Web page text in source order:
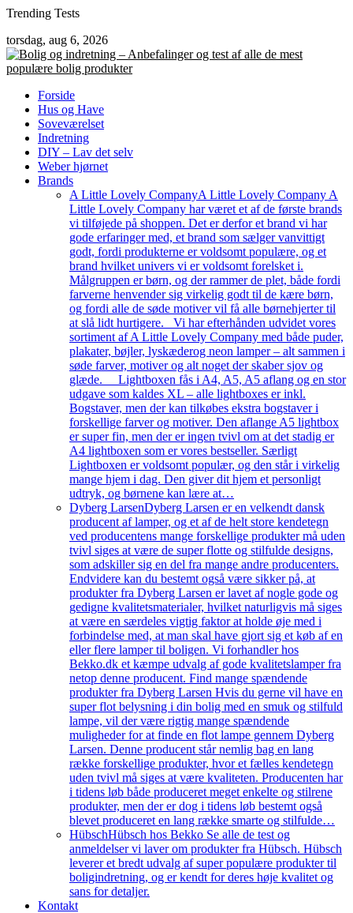
Skip
content
Trending Tests
torsdag, aug 6, 2026
Forside
Hus og Have
Soveværelset
Indretning
DIY – Lav det selv
Weber hjørnet
Brands
A Little Lovely CompanyA Little Lovely Company A
Little Lovely Company har været et af de første brands
vi tilføjede på shoppen. Det er derfor et brand vi har
gode erfaringer med, et brand som sælger vanvittigt
godt, fordi produkterne er voldsomt populære, og et
brand hvilket univers vi er voldsomt forelsket i.
Målgruppen er børn, og der rammer de plet, både fordi
farverne henvender sig virkelig godt til de kære børn,
og fordi alle de søde motiver vil få alle børnehjerter til
at slå lidt hurtigere. Vi har efterhånden udvidet vores
sortiment af A Little Lovely Company med både puder,
plakater, bøjler, lyskæderog neon lamper – alt sammen i
søde farver, motiver og alt noget der skaber sjov og
glæde. Lightboxen fås i A4, A5, A5 aflang og en stor
udgave som kaldes XL – alle lightboxes er inkl.
Bogstaver, men der kan tilkøbes ekstra bogstaver i
forskellige farver og motiver. Den aflange A5 lightbox
er super fin, men der er ingen tvivl om at det stadig er
A4 lightboxen som er vores bestseller. Særligt
Lightboxen er voldsomt populær, og den står i virkelig
mange hjem i dag. Den giver dit hjem et personligt
udtryk, og børnene kan lære at…
Dyberg LarsenDyberg Larsen er en velkendt dansk
producent af lamper, og et af de helt store kendetegn
ved producentens mange forskellige produkter må uden
tvivl siges at være de super flotte og stilfulde designs,
som adskiller sig en del fra mange andre producenters.
Endvidere kan du bestemt også være sikker på, at
produkter fra Dyberg Larsen er lavet af nogle gode og
gedigne kvalitetsmaterialer, hvilket naturligvis må siges
at være en særdeles vigtig faktor at holde øje med i
forbindelse med, at man skal have gjort sig et køb af en
eller flere lamper til boligen. Vi forhandler hos
Bekko.dk et kæmpe udvalg af gode kvalitetslamper fra
netop denne producent. Find mange spændende
produkter fra Dyberg Larsen Hvis du gerne vil have en
super flot belysning i din bolig med en smuk og stilfuld
lampe, vil der være rigtig mange spændende
muligheder for at finde en flot lampe gennem Dyberg
Larsen. Denne producent står nemlig bag en lang
række forskellige produkter, hvor et fælles kendetegn
uden tvivl må siges at være kvaliteten. Producenten har
i tidens løb både produceret meget enkelte og stilrene
produkter, men der er dog i tidens løb bestemt også
blevet produceret en lang række smarte og stilfulde…
HübschHübsch hos Bekko Se alle de test og
anmeldelser vi laver om produkter fra Hübsch. Hübsch
leverer et bredt udvalg af super populære produkter til
boligindretning, og er kendt for deres høje kvalitet og
sans for detaljer.
Kontakt